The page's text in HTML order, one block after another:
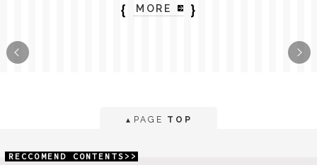
｛ MORE ｝
▲ PAGE TOP
RECCOMEND CONTENTS>>